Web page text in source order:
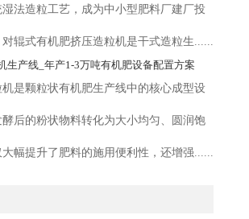
法造粒工艺，成为中小型肥料厂建厂投
辊式有机肥挤压造粒机是干式造粒生......
生产线_年产1-3万吨有机肥设备配置方案
是颗粒状有机肥生产线中的核心成型设
后的粉状物料转化为大小均匀、圆润饱
幅提升了肥料的施用便利性，还增强......